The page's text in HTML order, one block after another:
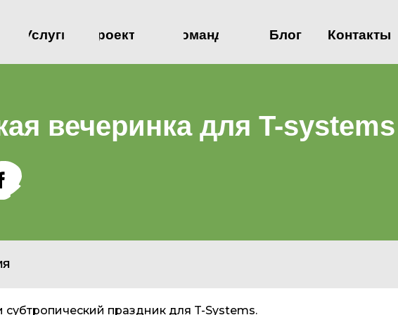
вечеринка для T-systems
Контакты
Блог
Команда
Проекты
Услуги
субтропический праздник для T-Systems.